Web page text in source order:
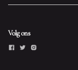
Volg ons